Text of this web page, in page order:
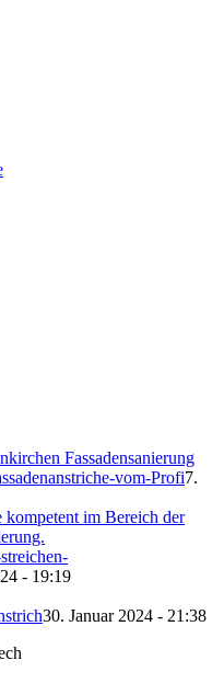
vom-Profi7.
- 19:19
30. Januar 2024 - 21:38